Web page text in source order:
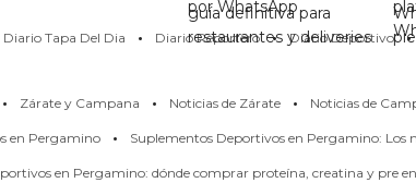
por WhatsApp
guía definitiva para
restaurantes y deliveries
Diario Tapa Del Dia · Diario Reportero · Diario Deportivo ·
· Zárate y Campana · Noticias de Zárate · Noticias de
en Pergamino · Suplementos Deportivos en Pergamino: Los
en Pergamino: dónde comprar proteína, creatina y pre